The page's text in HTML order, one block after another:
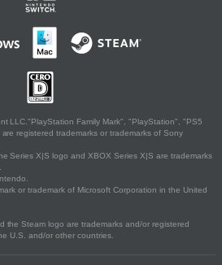
LLC."PlayStation Family Mark", "PlayStation", "PS5
registered trademarks or trademarks of Sony
Series X|S logo and XBOX Series X|S are trademarks
or trademark of Microsoft Corporation in the United
the Steam logo are trademarks and/or registered
U.S. and/or other countries.